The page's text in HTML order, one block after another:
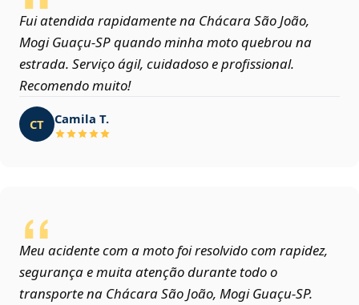
Fui atendida rapidamente na Chácara São João,
Mogi Guaçu‑SP quando minha moto quebrou na
estrada. Serviço ágil, cuidadoso e profissional.
Recomendo muito!
CT Camila T.
Meu acidente com a moto foi resolvido com rapidez,
segurança e muita atenção durante todo o
transporte na Chácara São João, Mogi Guaçu‑SP.